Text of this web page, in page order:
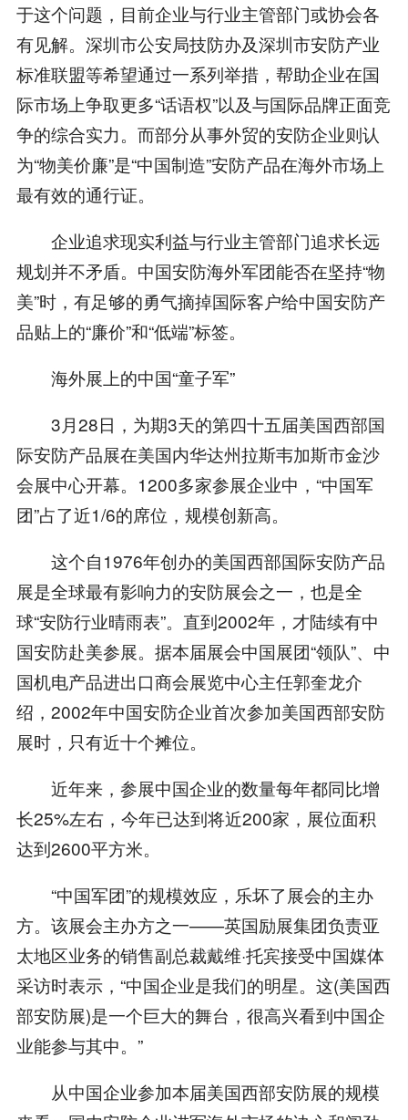
于这个问题，目前企业与行业主管部门或协会各
有见解。深圳市公安局技防办及深圳市安防产业
标准联盟等希望通过一系列举措，帮助企业在国
际市场上争取更多“话语权”以及与国际品牌正面竞
争的综合实力。而部分从事外贸的安防企业则认
为“物美价廉”是“中国制造”安防产品在海外市场上
最有效的通行证。
企业追求现实利益与行业主管部门追求长远
规划并不矛盾。中国安防海外军团能否在坚持“物
美”时，有足够的勇气摘掉国际客户给中国安防产
品贴上的“廉价”和“低端”标签。
海外展上的中国“童子军”
3月28日，为期3天的第四十五届美国西部国
际安防产品展在美国内华达州拉斯韦加斯市金沙
会展中心开幕。1200多家参展企业中，“中国军
团”占了近1/6的席位，规模创新高。
这个自1976年创办的美国西部国际安防产品
展是全球最有影响力的安防展会之一，也是全
球“安防行业晴雨表”。直到2002年，才陆续有中
国安防赴美参展。据本届展会中国展团“领队”、中
国机电产品进出口商会展览中心主任郭奎龙介
绍，2002年中国安防企业首次参加美国西部安防
展时，只有近十个摊位。
近年来，参展中国企业的数量每年都同比增
长25%左右，今年已达到将近200家，展位面积
达到2600平方米。
“中国军团”的规模效应，乐坏了展会的主办
方。该展会主办方之一——英国励展集团负责亚
太地区业务的销售副总裁戴维·托宾接受中国媒体
采访时表示，“中国企业是我们的明星。这(美国西
部安防展)是一个巨大的舞台，很高兴看到中国企
业能参与其中。”
从中国企业参加本届美国西部安防展的规模